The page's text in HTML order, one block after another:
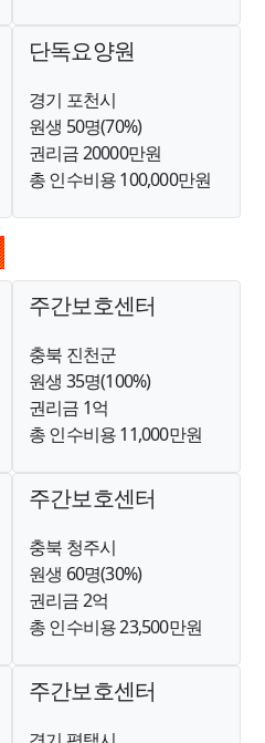
단독요양원
경기 포천시
원생 50명(70%)
권리금 20000만원
총 인수비용 100,000만원
주간보호센터
충북 진천군
원생 35명(100%)
권리금 1억
총 인수비용 11,000만원
주간보호센터
충북 청주시
원생 60명(30%)
권리금 2억
총 인수비용 23,500만원
주간보호센터